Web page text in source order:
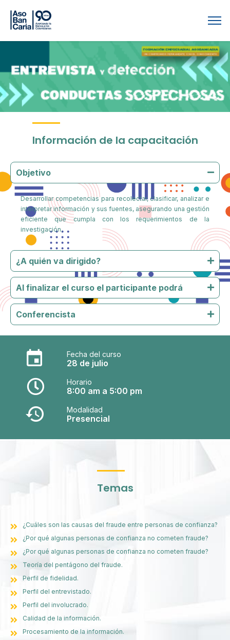
Información de la capacitación
Objetivo
Desarrollar competencias para recolectar, clasificar, analizar e
interpretar información y sus fuentes, asegurando una gestión
eficiente que cumpla con los requerimientos de la
investigación.
¿A quién va dirigido?
Al finalizar el curso el participante podrá
Conferencista
Fecha del curso
28 de julio
Horario
8:00 am a 5:00 pm
Modalidad
Presencial
Temas
¿Cuáles son las causas del fraude entre personas de confianza?
¿Por qué algunas personas de confianza no cometen fraude?
¿Por qué algunas personas de confianza no cometen fraude?
Teoría del pentágono del fraude.
Perfil de fidelidad.
Perfil del entrevistado.
Perfil del involucrado.
Calidad de la información.
Procesamiento de la información.